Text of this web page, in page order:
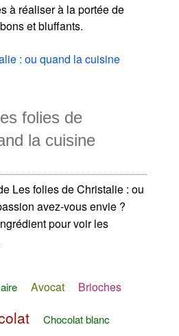
à réaliser à la portée de
et bluffants.
: ou quand la cuisine
folies de
la cuisine
Les folies de Christalie : ou
avez-vous envie ?
pour voir les
Avocat Brioches
Chocolat blanc